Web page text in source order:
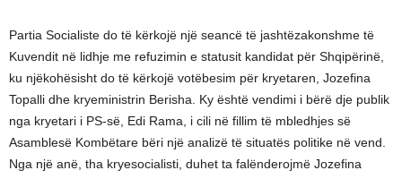
Partia Socialiste do të kërkojë një seancë të jashtëzakonshme të
Kuvendit në lidhje me refuzimin e statusit kandidat për Shqipërinë,
ku njëkohësisht do të kërkojë votëbesim për kryetaren, Jozefina
Topalli dhe kryeministrin Berisha. Ky është vendimi i bërë dje publik
nga kryetari i PS-së, Edi Rama, i cili në fillim të mbledhjes së
Asamblesë Kombëtare bëri një analizë të situatës politike në vend.
Nga një anë, tha kryesocialisti, duhet ta falënderojmë Jozefina